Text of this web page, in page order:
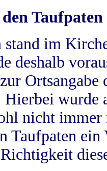
Taufpaten
stand im
deshalb
Hierbei wurde
nicht
Taufpaten